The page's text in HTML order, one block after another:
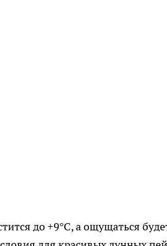
до +9°C, а ощущаться